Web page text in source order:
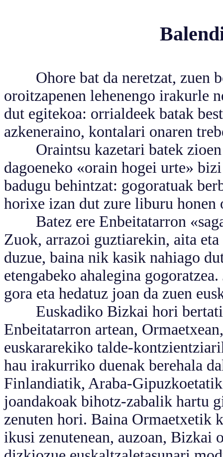
Ohore bat da neretzat, zuen
oroitzapenen lehenengo irakurle
dut egitekoa: orrialdeek batak
azkeneraino, kontalari onaren
Oraintsu kazetari batek zioen
dagoeneko «orain hogei urte»
badugu behintzat: gogoratuak
horixe izan dut zure liburu honen
Batez ere Enbeitatarron
Zuok, arrazoi guztiarekin, aita
duzue, baina nik kasik nahiago
etengabeko ahalegina
gora eta hedatuz joan da zuen
Euskadiko Bizkai hori bertatik
Enbeitatarron artean,
euskararekiko talde-
hau irakurriko duenak berehala
Finlandiatik, Araba-
joandakoak bihotz-zabalik hartu
zenuten hori. Baina Ormaetxetik
ikusi zenutenean, auzoan, Bizkai